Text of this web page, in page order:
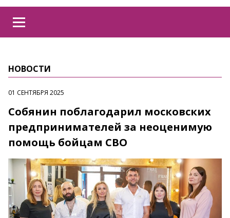
НОВОСТИ
01 СЕНТЯБРЯ 2025
Собянин поблагодарил московских
предпринимателей за неоценимую
помощь бойцам СВО